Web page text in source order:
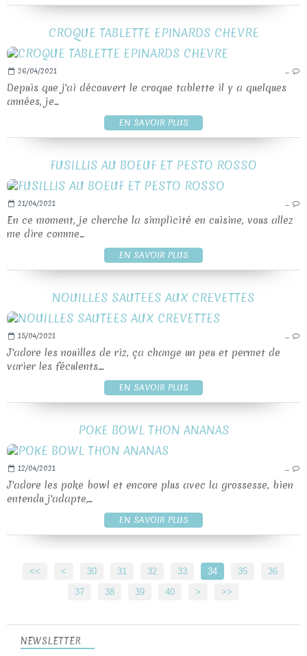
CROQUE TABLETTE EPINARDS CHEVRE
26/04/2021 …
Depuis que j'ai découvert le croque tablette il y a quelques
années, je...
EN SAVOIR PLUS
FUSILLIS AU BOEUF ET PESTO ROSSO
21/04/2021 …
En ce moment, je cherche la simplicité en cuisine, vous allez
me dire comme...
EN SAVOIR PLUS
NOUILLES SAUTEES AUX CREVETTES
15/04/2021 …
J'adore les nouilles de riz, ça change un peu et permet de
varier les féculents....
EN SAVOIR PLUS
POKE BOWL THON ANANAS
12/04/2021 …
J'adore les poke bowl et encore plus avec la grossesse, bien
entendu j'adapte,...
EN SAVOIR PLUS
<< < 10
20
30 31 32 33 34 35
36
37
38 39 40 50
60
70
80
90
100
> >>
NEWSLETTER